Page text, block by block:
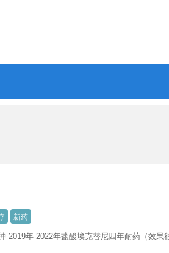
新药
2019年-2022年盐酸埃克替尼四年耐药（效果